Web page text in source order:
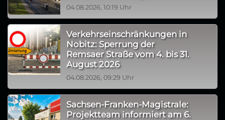
04.08.2026, 10:19 Uhr
Verkehrseinschränkungen in
Nobitz: Sperrung der
Remsaer Straße vom 4. bis 31.
August 2026
04.08.2026, 09:29 Uhr
Sachsen-Franken-Magistrale:
Projektteam informiert am 6.